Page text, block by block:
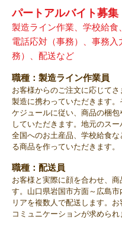
​パートアルバイト募集
製造ライン作業 、学校給食
電話応対（事務）、事務入
務）、配送など
​職種：製造ライン作業員
お客様からのご注文に応じて
製造に携わっていただきます。
ケジュールに従い、商品の梱包
していただきます。地元のスー
全国へのお土産品、学校給食な
る商品を作っていただきます。
​職種：配送員
お客様と実際に顔を合わせ、商
す。山口県岩国市方面～広島市
リアを複数人で配送します。
コミュニケーションが求められ